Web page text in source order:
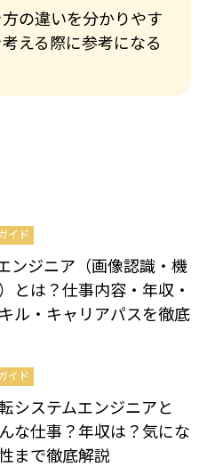
の違いを分かりやす
える際に参考になる
イド
ンジニア（画像認識・機
とは？仕事内容・年収・
ル・キャリアパスを徹底
イド
システムエンジニアと
な仕事？年収は？気にな
まで徹底解説